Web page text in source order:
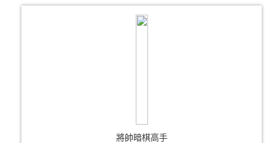
將帥暗棋高手